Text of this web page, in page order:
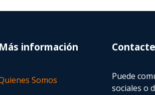
Más información
Somos
Puede
sociales o